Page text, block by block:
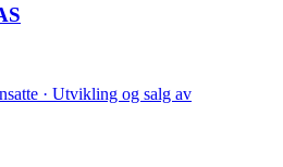
· Utvikling og salg av